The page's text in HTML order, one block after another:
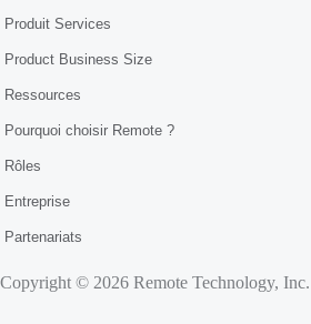
Produit Services
Product Business Size
Ressources
Pourquoi choisir Remote ?
Rôles
Entreprise
Partenariats
Copyright © 2026 Remote Technology, Inc.